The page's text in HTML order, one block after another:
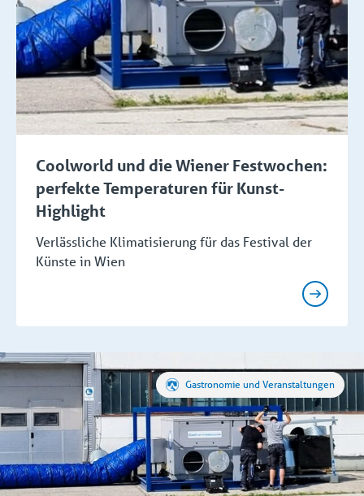
Coolworld und die Wiener Festwochen:
perfekte Temperaturen für Kunst-
Highlight
Verlässliche Klimatisierung für das Festival der
Künste in Wien
Gastronomie und Veranstaltungen